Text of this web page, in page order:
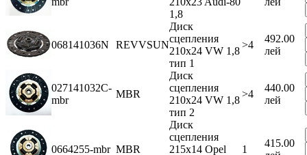
1,8
068141036N REVVSUN
Диск
сцепления
210x24 VW 1,8
тип 1
>4
492.00
лей
027141032C-
mbr
MBR
Диск
сцепления
210x24 VW 1,8
тип 2
>4
440.00
лей
0664255-mbr MBR
Диск
сцепления
215x14 Opel
1
415.00